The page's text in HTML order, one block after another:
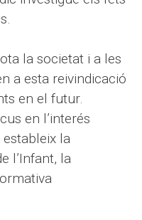
la societat i a les
a esta reivindicació
en el futur.
en l’interés
la
l’Infant, la